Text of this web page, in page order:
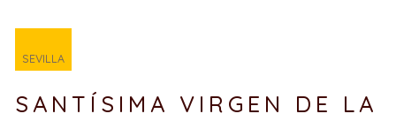
SEVILLA
SANTÍSIMA VIRGEN DE LA